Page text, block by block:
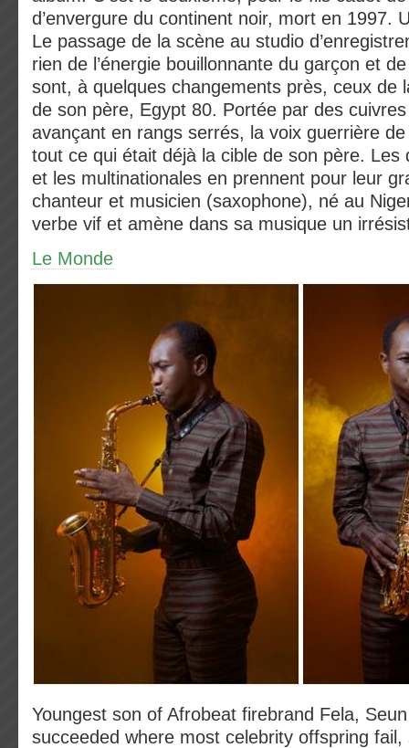
d’envergure du continent noir, mort en 1997.
Le passage de la scène au studio
rien de l’énergie bouillonnante du garçon et
sont, à quelques changements près, ceux de
de son père, Egypt 80. Portée par des
avançant en rangs serrés, la voix guerrière
tout ce qui était déjà la cible de son père. Les
et les multinationales en prennent pour leur
chanteur et musicien (saxophone), né au
verbe vif et amène dans sa musique un
Le Monde
Youngest son of Afrobeat firebrand Fela,
succeeded where most celebrity offspring fail,